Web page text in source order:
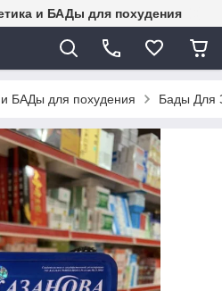
и БАДы для похудения
и БАДы для похудения Бады Для